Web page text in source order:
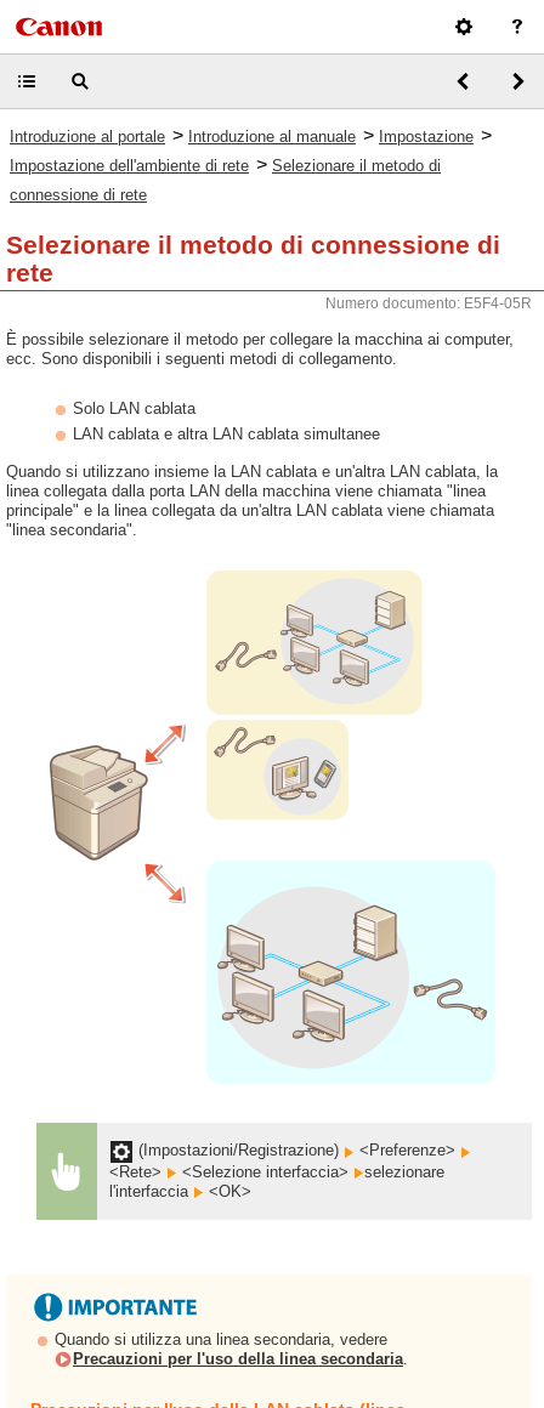
Introduzione al portale > Introduzione al manuale > Impostazione >
Impostazione dell'ambiente di rete > Selezionare il metodo di
connessione di rete
Selezionare il metodo di connessione di
rete
Numero documento: E5F4-05R
È possibile selezionare il metodo per collegare la macchina ai computer,
ecc. Sono disponibili i seguenti metodi di collegamento.
Solo LAN cablata
LAN cablata e altra LAN cablata simultanee
Quando si utilizzano insieme la LAN cablata e un'altra LAN cablata, la
linea collegata dalla porta LAN della macchina viene chiamata "linea
principale" e la linea collegata da un'altra LAN cablata viene chiamata
"linea secondaria".
(Impostazioni/Registrazione)
<Preferenze>
<Rete>
<Selezione interfaccia>
selezionare
l'interfaccia
<OK>
Quando si utilizza una linea secondaria, vedere
Precauzioni per l'uso della linea secondaria.